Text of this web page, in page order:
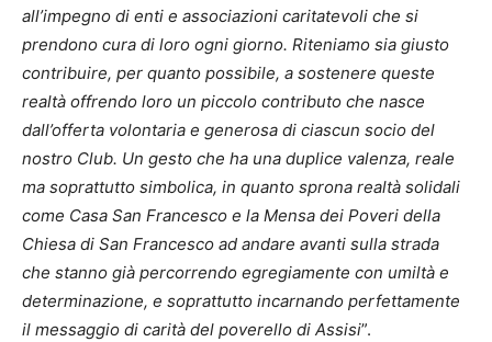
all’impegno di enti e associazioni caritatevoli che si
prendono cura di loro ogni giorno. Riteniamo sia giusto
contribuire, per quanto possibile, a sostenere queste
realtà offrendo loro un piccolo contributo che nasce
dall’offerta volontaria e generosa di ciascun socio del
nostro Club. Un gesto che ha una duplice valenza, reale
ma soprattutto simbolica, in quanto sprona realtà solidali
come Casa San Francesco e la Mensa dei Poveri della
Chiesa di San Francesco ad andare avanti sulla strada
che stanno già percorrendo egregiamente con umiltà e
determinazione, e soprattutto incarnando perfettamente
il messaggio di carità del poverello di Assisi”.